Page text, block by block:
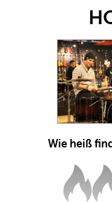
Wie heiß